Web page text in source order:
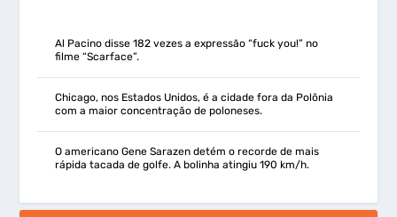
Al Pacino disse 182 vezes a expressão “fuck you!” no
filme “Scarface”.
Chicago, nos Estados Unidos, é a cidade fora da Polônia
com a maior concentração de poloneses.
O americano Gene Sarazen detém o recorde de mais
rápida tacada de golfe. A bolinha atingiu 190 km/h.